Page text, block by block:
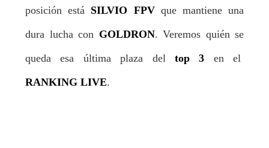
posición está SILVIO FPVque mantiene una
dura lucha con GOLDRON. Veremos quién se
queda esa última plaza del top 3 en el
RANKING LIVE.